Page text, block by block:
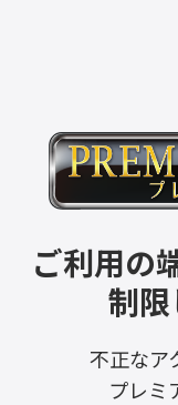
ご利用の
制限
不正なア
プレミ